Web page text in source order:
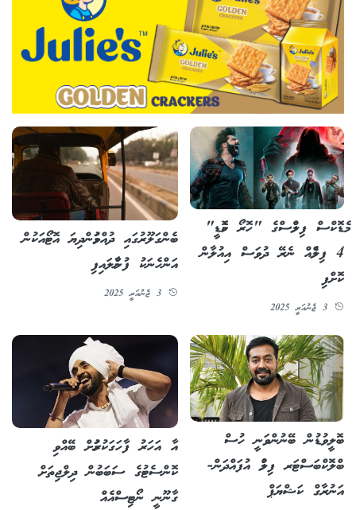
މެޑޮކްސް ފިލްމްސްގެ "ހޮރޯ ކޮމެޑީ"
4 ފިލްމެއް ނެރޭ ދުވަސް އިއުލާން
ކޮށްފި
ބެންގަލޫރުގައި ދުއްވަމުންދިޔަ އޮޓޯއަކުން
އަންހެނަކު ފުންމާލައިފި
ބޮލީވުޑުން ބޭނުންވަނީ ހުސް
ބްލޮކްބަސްޓަރ ފިލްމު އުފައްދަން-
އަނުރާގް ކަޝްޔަޕް
އާ އަހަރު ފާހަގަކުރުމަށް ބޭއްވި
ކޮންސެޓުގެ ސަބަބުން ދިލްޖިތަށް
ގާނޫނީ ނޯޓިސްއެއް